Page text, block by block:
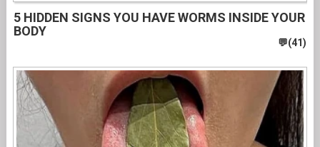
5 HIDDEN SIGNS YOU HAVE WORMS INSIDE YOUR
BODY